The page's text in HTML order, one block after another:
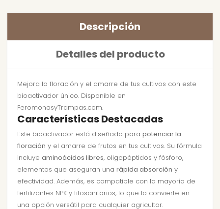
Descripción
Detalles del producto
Mejora la floración y el amarre de tus cultivos con este
bioactivador único. Disponible en
FeromonasyTrampas.com.
Características Destacadas
Este bioactivador está diseñado para potenciar la
floración y el amarre de frutos en tus cultivos. Su fórmula
incluye aminoácidos libres, oligopéptidos y fósforo,
elementos que aseguran una rápida absorción y
efectividad. Además, es compatible con la mayoría de
fertilizantes NPK y fitosanitarios, lo que lo convierte en
una opción versátil para cualquier agricultor.